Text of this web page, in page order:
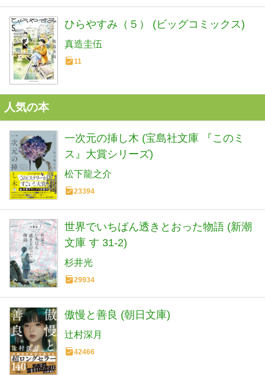
ひらやすみ（５） (ビッグコミックス)
真造圭伍
11
人気の本
一次元の挿し木 (宝島社文庫 『このミ
ス』大賞シリーズ)
松下龍之介
23394
世界でいちばん透きとおった物語 (新潮
文庫 す 31-2)
杉井光
29934
傲慢と善良 (朝日文庫)
辻村深月
42466